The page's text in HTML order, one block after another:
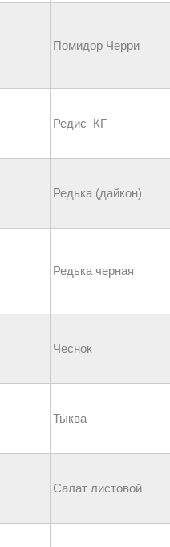
Помидор Черри
Редис КГ
Редька (дайкон)
Редька черная
Чеснок
Тыква
Салат листовой